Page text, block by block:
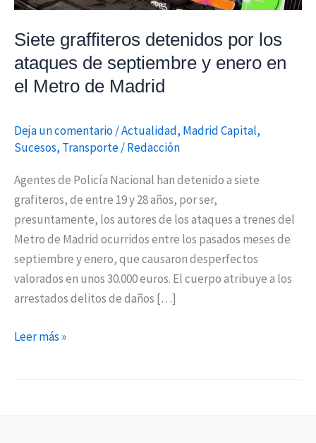
Siete graffiteros detenidos por los
ataques de septiembre y enero en
el Metro de Madrid
Deja un comentario/Actualidad, Madrid Capital,
Sucesos, Transporte/Redacción
Agentes de Policía Nacional han detenido a siete
grafiteros, de entre 19 y 28 años, por ser,
presuntamente, los autores de los ataques a trenes del
Metro de Madrid ocurridos entre los pasados meses de
septiembre y enero, que causaron desperfectos
valorados en unos 30.000 euros. El cuerpo atribuye a los
arrestados delitos de daños […]
enero
en
Metro
Madrid
Leer más »